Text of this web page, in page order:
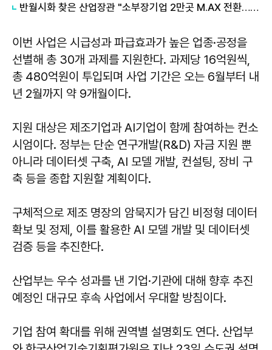
반월시화 찾은 산업장관 "소부장기업 2만곳 M.AX 전환…중소의 기적 구현"
이번 사업은 시급성과 파급효과가 높은 업종·공정을
선별해 총 30개 과제를 지원한다. 과제당 16억원씩,
총 480억원이 투입되며 사업 기간은 오는 6월부터 내
년 2월까지 약 9개월이다.
지원 대상은 제조기업과 AI기업이 함께 참여하는 컨소
시엄이다. 정부는 단순 연구개발(R&D) 자금 지원 뿐
아니라 데이터셋 구축, AI 모델 개발, 컨설팅, 장비 구
축 등을 종합 지원할 계획이다.
구체적으로 제조 명장의 암묵지가 담긴 비정형 데이터
확보 및 정제, 이를 활용한 AI 모델 개발 및 데이터셋
검증 등을 추진한다.
산업부는 우수 성과를 낸 기업·기관에 대해 향후 추진
예정인 대규모 후속 사업에서 우대할 방침이다.
기업 참여 확대를 위해 권역별 설명회도 연다. 산업부